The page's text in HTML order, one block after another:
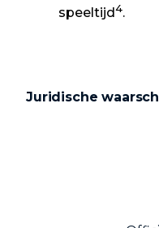
speeltijd4.
Juridische